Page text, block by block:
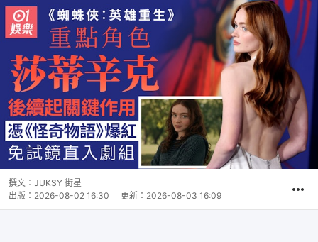
撰文： JUKSY 街星
出版： 2026-08-02 16:30 更新： 2026-08-03 16:09